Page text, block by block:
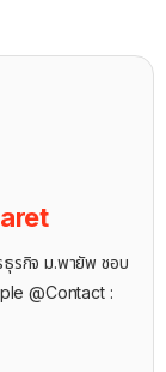
ธุรกิจ ม.พายัพ ชอบ
@Contact :